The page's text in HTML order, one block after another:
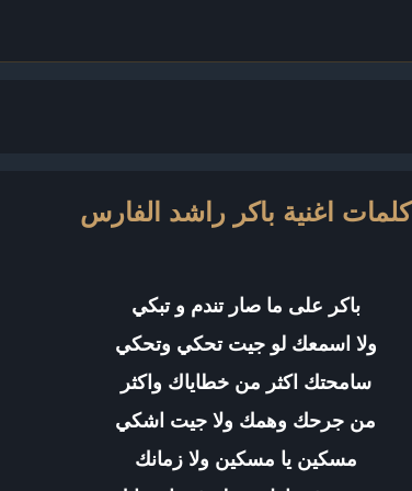
كلمات اغنية باكر راشد الفارس
باكر على ما صار تندم و تبكي
ولا اسمعك لو جيت تحكي وتحكي
سامحتك اكثر من خطاياك واكثر
من جرحك وهمك ولا جيت اشكي
مسكين يا مسكين ولا زمانك